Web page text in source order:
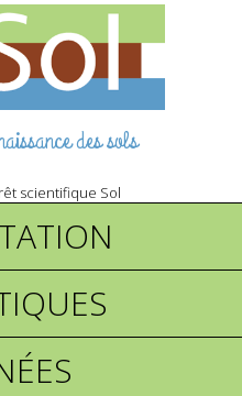
des sols
scientifique Sol